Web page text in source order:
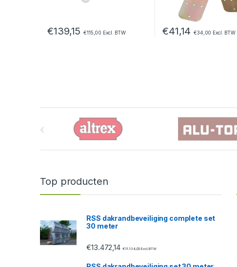
€139,15 €115,00 Excl. BTW €41,14 €34,00 Excl. BTW
Top producten
RSS dakrandbeveiliging complete set
30 meter
€13.472,14 €11.134,00 Excl. BTW